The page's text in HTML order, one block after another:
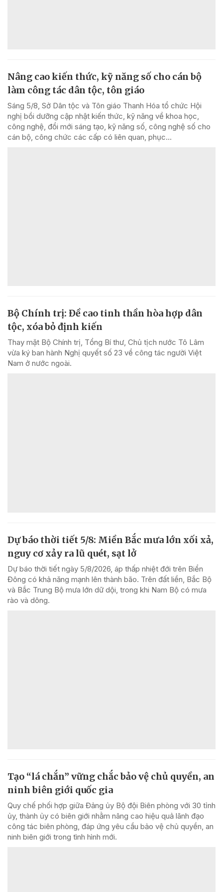
Nâng cao kiến thức, kỹ năng số cho cán bộ
làm công tác dân tộc, tôn giáo
Sáng 5/8, Sở Dân tộc và Tôn giáo Thanh Hóa tổ chức Hội
nghị bồi dưỡng cập nhật kiến thức, kỹ năng về khoa học,
công nghệ, đổi mới sáng tạo, kỹ năng số, công nghệ số cho
cán bộ, công chức các cấp có liên quan, phục...
Bộ Chính trị: Đề cao tinh thần hòa hợp dân
tộc, xóa bỏ định kiến
Thay mặt Bộ Chính trị, Tổng Bí thư, Chủ tịch nước Tô Lâm
vừa ký ban hành Nghị quyết số 23 về công tác người Việt
Nam ở nước ngoài.
Dự báo thời tiết 5/8: Miền Bắc mưa lớn xối xả,
nguy cơ xảy ra lũ quét, sạt lở
Dự báo thời tiết ngày 5/8/2026, áp thấp nhiệt đới trên Biển
Đông có khả năng mạnh lên thành bão. Trên đất liền, Bắc Bộ
và Bắc Trung Bộ mưa lớn dữ dội, trong khi Nam Bộ có mưa
rào và dông.
Tạo “lá chắn” vững chắc bảo vệ chủ quyền, an
ninh biên giới quốc gia
Quy chế phối hợp giữa Đảng ủy Bộ đội Biên phòng với 30 tỉnh
ủy, thành ủy có biên giới nhằm nâng cao hiệu quả lãnh đạo
công tác biên phòng, đáp ứng yêu cầu bảo vệ chủ quyền, an
ninh biên giới trong tình hình mới.